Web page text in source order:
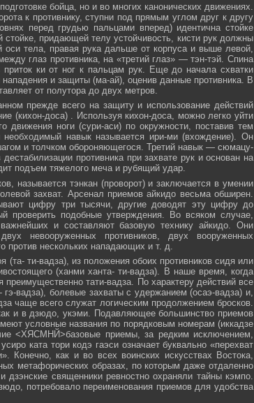
бойца, но и во многих канонических движениях.
к противнику, ступни под прямым углом друг к другу
перед грудью пальцами вперед) идентична стойке
придающей телу устойчивость, кисти рук должны
оси тела, правая рука дальше от корпуса и выше левой,
глаз противника, на «третий глаз» — тэн-тэй. Спина
ки от ног к пальцам рук. Еще до начала схватки
и защиты (ма-ай), оценив данные противника. В
от полутора до двух метров.
прежде всего на защиту и использование действий
(кихон-доса) . Используя кихон-доса, можно легко уйти
ноги (сури-аси) по окружности, поставив тем
навык называется ири-ми (вхождение). Он
и толчком обороняющегося. Третий навык — сюмацу-
противника при захвате рук и основан на
подъем тяжелого меча и рубящий удар.
называется тэнкан (проворот) и заключается в умении
захват. Арсенал приемов айкидо весьма обширен.
цифру три тысячи, другие доводят эту цифру до
проверить подобные утверждения. Во всяком случае,
и составляют базовую технику айкидо. Они
невооруженных противников, двух вооруженных
против нескольких нападающих и т. д.
(та- ти-вадза), из положения обоих противников сидя или
(ханми ханта- ти-вадза). В наше время, когда
тати-вадза. По характеру действий все
вадза), болевые захваты с удержанием (осаэ-вадза) и,
чаще всего служат логическим продолжением бросков.
и в дзюдо, укэми. Подавляющее большинство приемов
условные названия по порядковым номерам (иккадзе
<ХЯСМНЙ>базовые приемы, за редким исключением,
ката тори кодэ гаэси означает буквально «перехват
Конечно, как и во всех воинских искусствах Востока,
метафорических образах, по которым даже отдаленно
священники ревностно охраняли тайны кэмпо.
потребовало переименования приемов для удобства